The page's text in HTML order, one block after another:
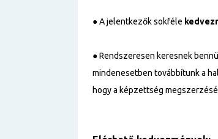
● A jelentkezők sokféle
● Rendszeresen keresnek
mindenesetben továbbítunk a
hogy a képzettség